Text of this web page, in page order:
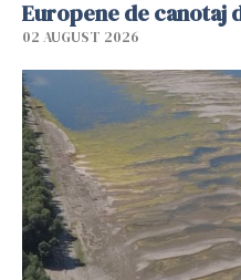
Europene de canotaj
02 AUGUST 2026